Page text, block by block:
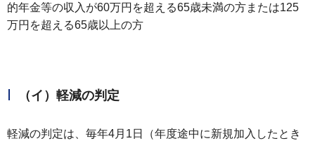
的年金等の収入が60万円を超える65歳未満の方または125
万円を超える65歳以上の方
（イ）軽減の判定
軽減の判定は、毎年4月1日（年度途中に新規加入したとき